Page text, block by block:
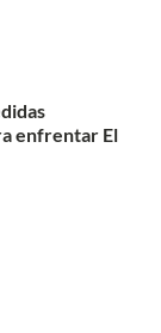
enfrentar El